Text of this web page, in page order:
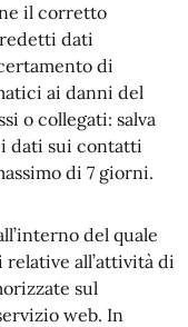
il corretto
dati
di
ai danni del
o collegati: salva
i dati sui contatti
di 7 giorni.
del quale
all’attività di
sul
web. In